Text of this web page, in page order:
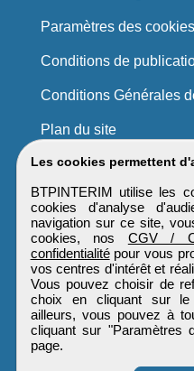
Les cookies permettent
BTPINTERIM utilise les
cookies d'analyse
navigation sur ce site,
cookies, nos CGV /
confidentialitépour vous
vos centres d'intérêt et
Vous pouvez choisir de
choix en cliquant sur le
ailleurs, vous pouvez à
cliquant sur "Paramètres
page.
Paramètres des cookies
Conditions de
Conditions Générales
Plan du site